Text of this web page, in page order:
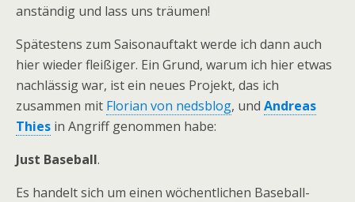
anständig und lass uns träumen!
Spätestens zum Saisonauftakt werde ich dann auch
hier wieder fleißiger. Ein Grund, warum ich hier etwas
nachlässig war, ist ein neues Projekt, das ich
zusammen mit Florian von nedsblog, und Andreas
Thies in Angriff genommen habe:
Just Baseball.
Es handelt sich um einen wöchentlichen Baseball-